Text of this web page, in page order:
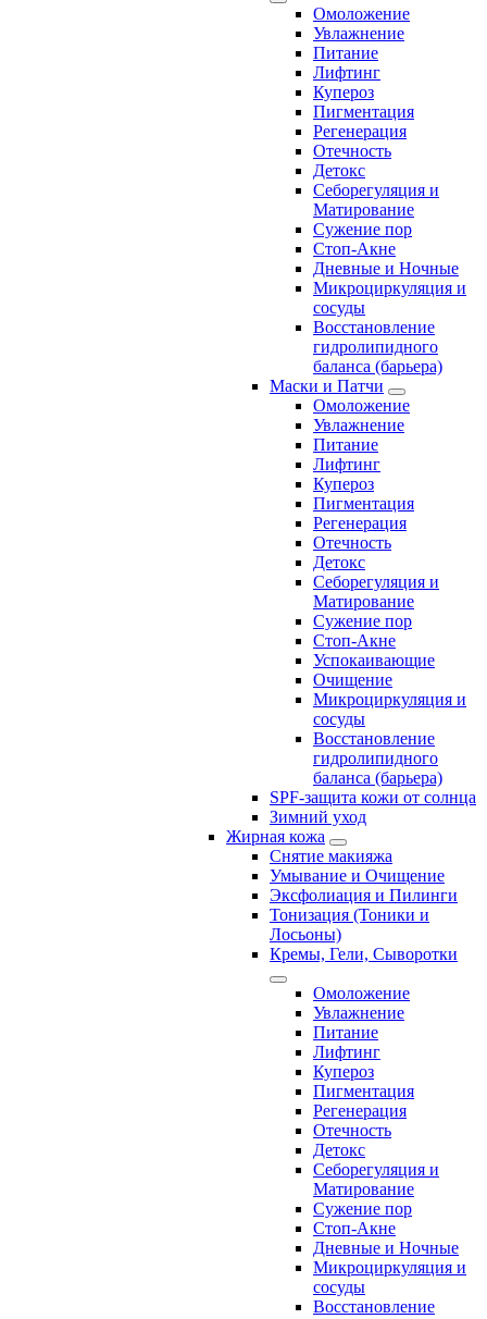
Омоложение
Увлажнение
Питание
Лифтинг
Купероз
Пигментация
Регенерация
Отечность
Детокс
Себорегуляция и
Матирование
Сужение пор
Стоп-Акне
Дневные и Ночные
Микроциркуляция и
сосуды
Восстановление
гидролипидного
баланса (барьера)
Маски и Патчи
Омоложение
Увлажнение
Питание
Лифтинг
Купероз
Пигментация
Регенерация
Отечность
Детокс
Себорегуляция и
Матирование
Сужение пор
Стоп-Акне
Успокаивающие
Очищение
Микроциркуляция и
сосуды
Восстановление
гидролипидного
баланса (барьера)
SPF-защита кожи от солнца
Зимний уход
Жирная кожа
Снятие макияжа
Умывание и Очищение
Эксфолиация и Пилинги
Тонизация (Тоники и
Лосьоны)
Кремы, Гели, Сыворотки
Омоложение
Увлажнение
Питание
Лифтинг
Купероз
Пигментация
Регенерация
Отечность
Детокс
Себорегуляция и
Матирование
Сужение пор
Стоп-Акне
Дневные и Ночные
Микроциркуляция и
сосуды
Восстановление